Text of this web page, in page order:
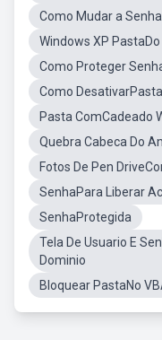
Como Mudar a
Windows XP
Como Proteger
Como
Pasta ComCadeado
Quebra Cabeca Do
Fotos De Pen
SenhaPara Liberar
SenhaProtegida
Tela De Usuario E
Dominio
Bloquear PastaNo